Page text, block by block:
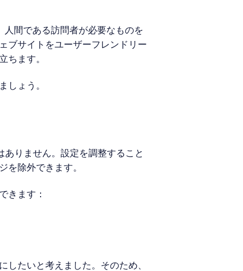
人間である訪問者が必要なものを
ブサイトをユーザーフレンドリー
ちます。
しょう。
りません。設定を調整すること
を除外できます。
きます：
したいと考えました。そのため、